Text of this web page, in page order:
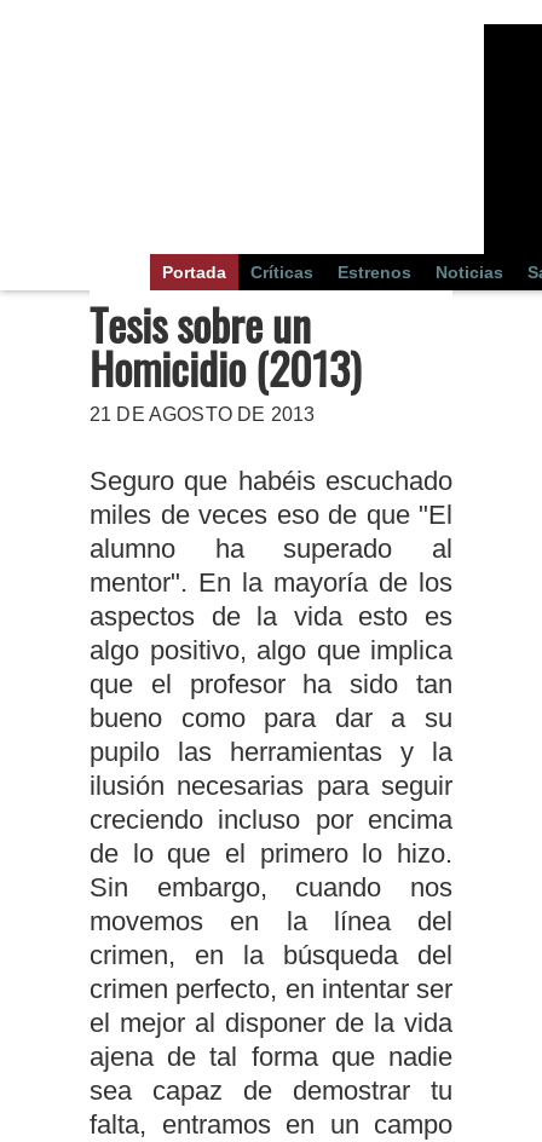
Portada Críticas Estrenos Noticias
Tesis sobre un
Homicidio (2013)
21 DE AGOSTO DE 2013
Seguro que habéis escuchado
miles de veces eso de que "El
alumno ha superado al
mentor". En la mayoría de los
aspectos de la vida esto es
algo positivo, algo que implica
que el profesor ha sido tan
bueno como para dar a su
pupilo las herramientas y la
ilusión necesarias para seguir
creciendo incluso por encima
de lo que el primero lo hizo.
Sin embargo, cuando nos
movemos en la línea del
crimen, en la búsqueda del
crimen perfecto, en intentar ser
el mejor al disponer de la vida
ajena de tal forma que nadie
sea capaz de demostrar tu
falta, entramos en un campo